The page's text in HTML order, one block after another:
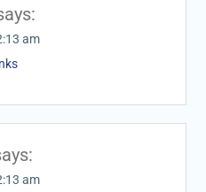
am
am